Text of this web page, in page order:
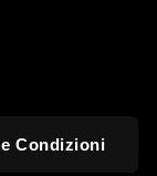
e Condizioni